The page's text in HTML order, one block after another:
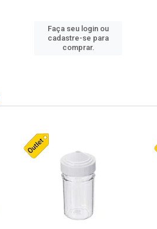
Faça seu login ou
cadastre-se para
comprar.